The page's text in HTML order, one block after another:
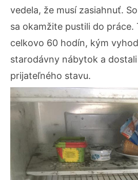
vedela, že musí zasiahnuť.
sa okamžite pustili do práce.
celkovo 60 hodín, kým
starodávny nábytok a
prijateľného stavu.